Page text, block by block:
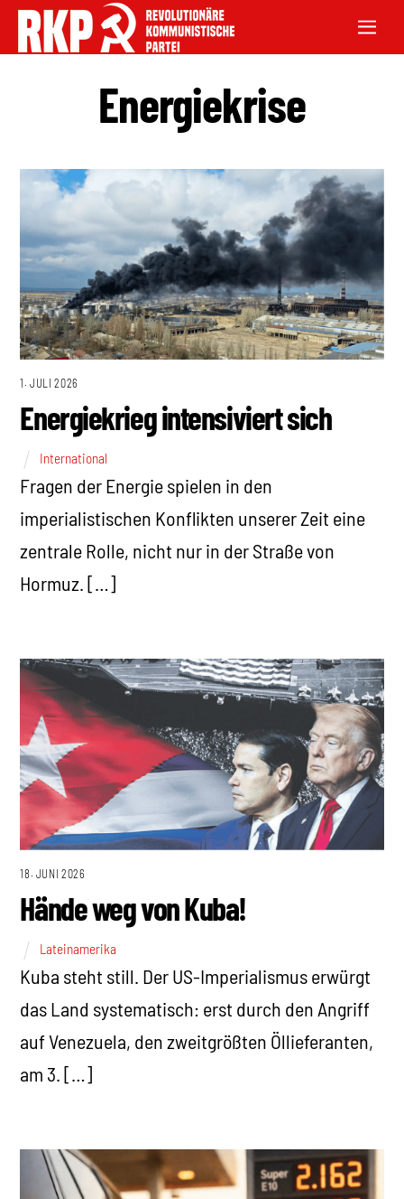
Energiekrise
1. JULI 2026
Energiekrieg intensiviert sich
International
Fragen der Energie spielen in den
imperialistischen Konflikten unserer Zeit eine
zentrale Rolle, nicht nur in der Straße von
Hormuz. […]
18. JUNI 2026
Hände weg von Kuba!
Lateinamerika
Kuba steht still. Der US-Imperialismus erwürgt
das Land systematisch: erst durch den Angriff
auf Venezuela, den zweitgrößten Öllieferanten,
am 3. […]